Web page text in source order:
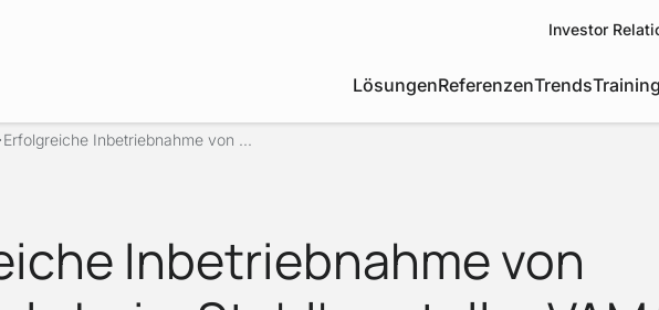
LösungenReferenzenTrends
Investor
Erfolgreiche Inbetriebnahme von ...
Inbetriebnahme von